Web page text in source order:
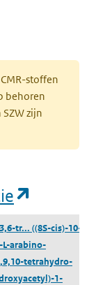
stoffen
behoren
zijn
tr... ((8S-cis)-10-[(3-
arabino-
tetrahydro-
1-